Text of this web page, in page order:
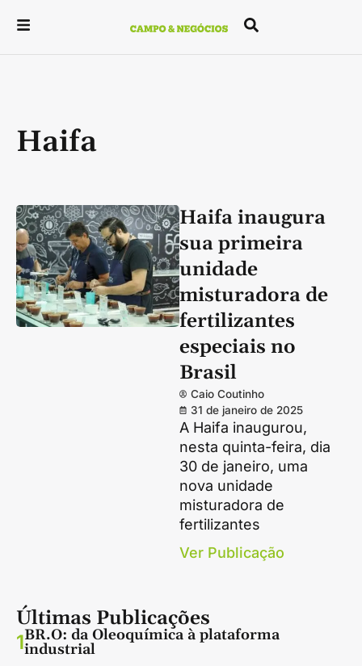
Haifa
Haifa inaugura
sua primeira
unidade
misturadora de
fertilizantes
especiais no
Brasil
Caio Coutinho
31 de janeiro de 2025
A Haifa inaugurou,
nesta quinta-feira, dia
30 de janeiro, uma
nova unidade
misturadora de
fertilizantes
Ver Publicação
Últimas Publicações
1BR.O: da Oleoquímica à plataforma
industrial